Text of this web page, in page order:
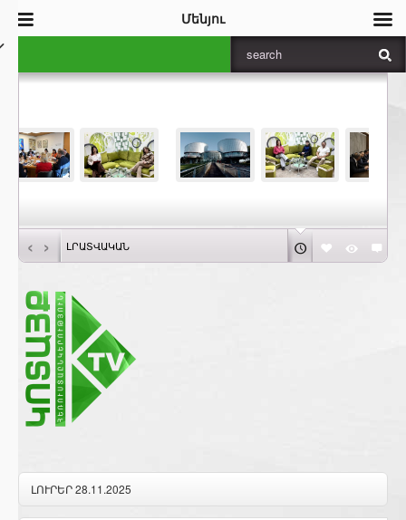
‹ › ԼՐԱՏՎԱԿԱՆ
ԼՈՒՐԵՐ 28.11.2025
Մենյու